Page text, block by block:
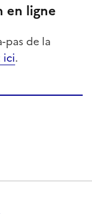
en ligne
pas de la
ici.
par courriel